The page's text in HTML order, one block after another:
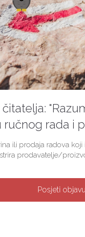
čitatelja:
rada i
ili prodaja radova
prodavatelje/
Posjeti